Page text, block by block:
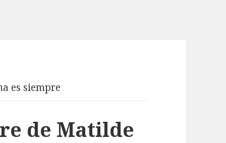
es siempre
de Matilde